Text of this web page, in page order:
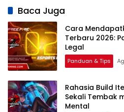
Sinkronisasi Data
GameBaca Juga
Cara
Terbaru 2026:
Legal
Panduan & Tips
Rahasia Build
Sekali Tembak
Mental